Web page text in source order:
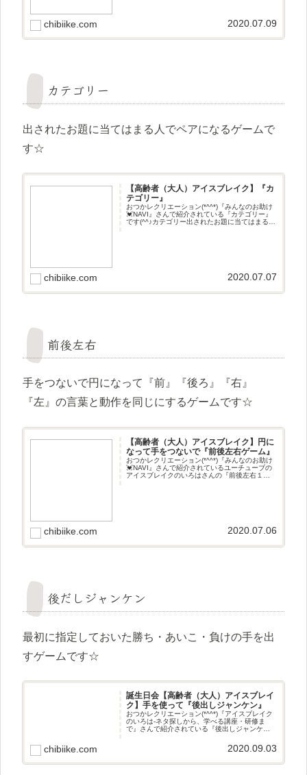
chibiike.com 2020.07.09
カテゴリー
出されたお題に当てはまる人でペアになるゲームで
す☆
【高齢者（大人）アイスブレイク】『カ
テゴリー』
おつかレクリエーション(*^^*)『みんなのお助け
💓NAVI』さんで紹介されている『カテゴリー』
です(^^♪カテゴリー出されたお題に当てはまる人
chibiike.com 2020.07.07
前後左右
手をつないで円になって『前』『後ろ』『右』
『左』の言葉と動作を同じにするゲームです☆
【高齢者（大人）アイスブレイク】円に
なって手をつないで『前後左右ゲーム』
おつかレクリエーション(*^^*)『みんなのお助け
💓NAVI』さんで紹介されているユーチューブの
アイスブレイクのいろはさんの『前後左右１』
chibiike.com 2020.07.06
後だしジャンケン
最初に指定しておいた勝ち・あいこ・負けの手を出
すゲームです☆
誕生日会【高齢者（大人）アイスブレイ
ク】手を使って『後出しジャンケン』
おつかレクリエーション(*^^*)『アイスブレイク
のいろは-ネタ探しから、学べる講座・研修ま
で』さんで紹介されている『後出しジャンケ
る誕生日会レクの『後だしじゃんけん』です(^^♪
chibiike.com 2020.09.03